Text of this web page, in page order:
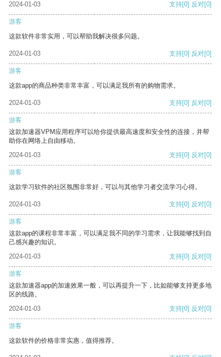
2024-01-03 支持[0] 反对[0]
游客
这款软件非常实用，可以帮助我解决很多问题。
2024-01-03 支持[0] 反对[0]
游客
这款app的商品种类非常丰富，可以满足我所有的购物需求。
2024-01-03 支持[0] 反对[0]
游客
这款加速器VPM应用程序可以给你提供最高速度和安全性的连接，并帮
助你在网络上自由移动。
2024-01-03
支持[0] 反对[0]
游客
这款学习软件的社区氛围非常好，可以与其他学习者交流学习心得。
2024-01-03 支持[0] 反对[0]
游客
这款app的课程非常丰富，可以满足我不同的学习需求，让我能够找到自
己感兴趣的知识。
2024-01-03
支持[0] 反对[0]
游客
这款加速器app的加速效果一般，可以再提升一下，比如能够支持更多地
区的线路。
2024-01-03
支持[0] 反对[0]
游客
这款软件的价格非常实惠，值得推荐。